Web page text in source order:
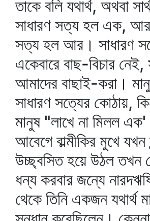
তাকে বলি যথার্থ, অথবা
সাধারণ সত্য হল এক, আর
সত্য হল আর। সাধারণ
একেবারে বাছ-বিচার
আমাদের বাছাই-করা।
সাধারণ সত্যের কোঠায়,
মানুষ "লাখে না মিলল
আবেগে বাল্মীকির মুখে যখন
উচ্ছ্বসিত হয়ে উঠল তখন
ধন্য করবার জন্যে
থেকে তিনি একজন যথার্থ